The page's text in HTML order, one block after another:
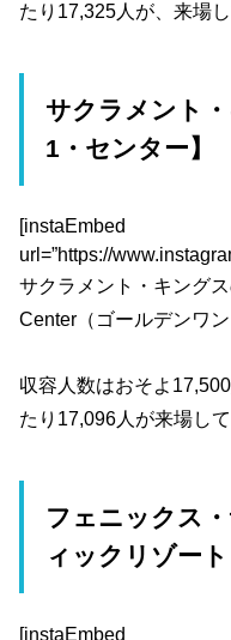
たり17,325人が、来場
サクラメント
1・センター】
[instaEmbed
url=”https://
サクラメント・キング
Center（ゴールデンワ
収容人数はおそよ
たり17,096人が来場し
フェニックス
ィックリゾート
[instaEmbed